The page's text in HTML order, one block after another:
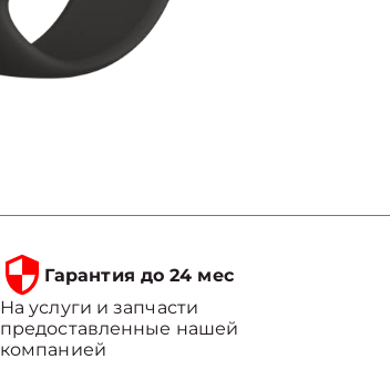
Гарантия до 24 мес
На услуги и запчасти
предоставленные нашей
компанией